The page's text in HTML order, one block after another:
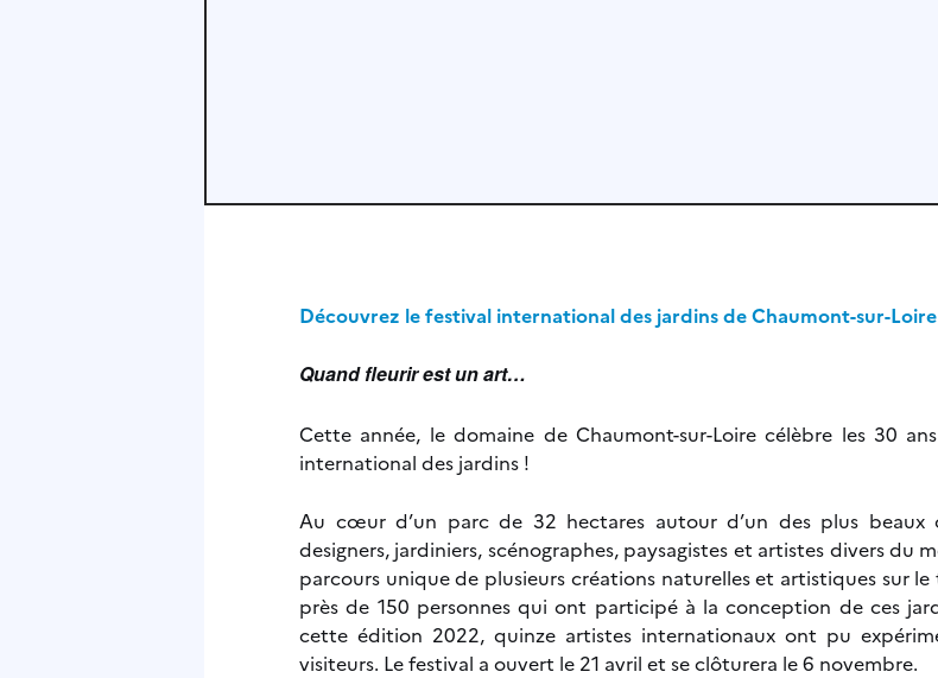
Découvrez le festival international des jardins de Chaumont-sur-
Quand fleurir est un art…
Cette année, le domaine de Chaumont-sur-Loire célèbre les 30
international des jardins !
Au cœur d’un parc de 32 hectares autour d’un des plus beaux
designers, jardiniers, scénographes, paysagistes et artistes divers du
parcours unique de plusieurs créations naturelles et artistiques sur
près de 150 personnes qui ont participé à la conception de ces
cette édition 2022, quinze artistes internationaux ont pu
visiteurs. Le festival a ouvert le 21 avril et se clôturera le 6 novembre.